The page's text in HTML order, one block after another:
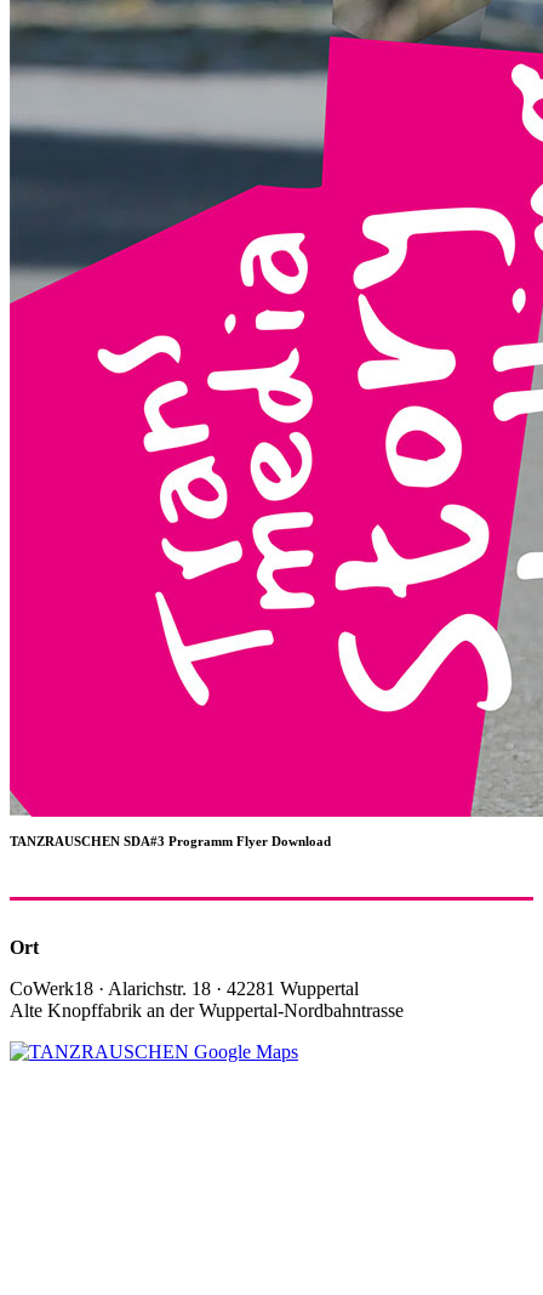
TANZRAUSCHEN SDA#3 Programm Flyer Download
Ort
CoWerk18 · Alarichstr. 18 · 42281 Wuppertal
Alte Knopffabrik an der Wuppertal-Nordbahntrasse